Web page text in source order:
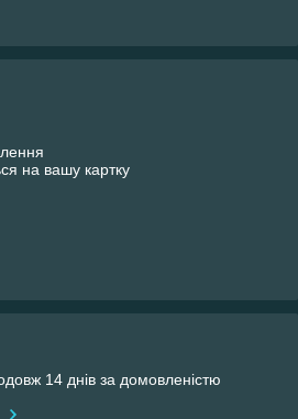
на вашу картку
14 днів за домовленістю